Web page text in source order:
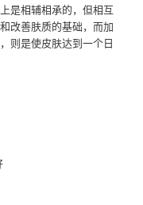
是相辅相承的，但相互
改善肤质的基础，而加
则是使皮肤达到一个日